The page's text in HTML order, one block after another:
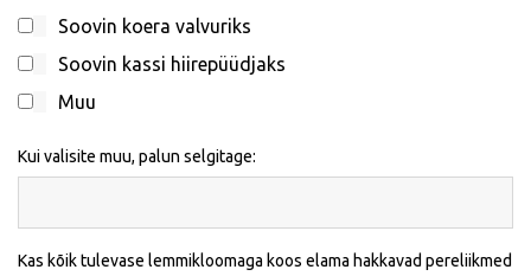
Soovin koera valvuriks
Soovin kassi hiirepüüdjaks
Muu
Kui valisite muu, palun selgitage:
Kas kõik tulevase lemmikloomaga koos elama hakkavad pereliikmed